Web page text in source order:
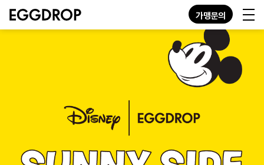
가맹문의
KO EN JP
ABOUT
CONTACT
가맹문의